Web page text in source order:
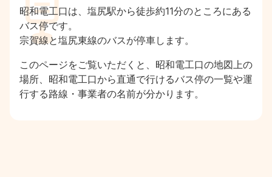
昭和電工口は、塩尻駅から徒歩約11分のところにある
バス停です。
宗賀線と塩尻東線のバスが停車します。
このページをご覧いただくと、昭和電工口の地図上の
場所、昭和電工口から直通で行けるバス停の一覧や運
行する路線・事業者の名前が分かります。